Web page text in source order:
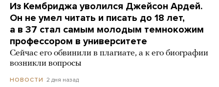
Из Кембриджа уволился Джейсон Ардей.
Он не умел читать и писать до 18 лет,
а в 37 стал самым молодым темнокожим
профессором в университете
Сейчас его обвинили в плагиате, а к его биографии
возникли вопросы
НОВОСТИ 2 дня назад